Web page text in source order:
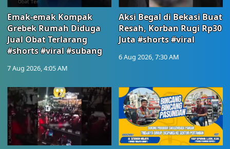
Emak-emak Kompak
Grebek Rumah Diduga
Jual Obat Terlarang
#shorts #viral #subang
7 Aug 2026, 4:05 AM
Aksi Begal di Bekasi Buat
Resah, Korban Rugi Rp30
Juta #shorts #viral
6 Aug 2026, 7:30 AM